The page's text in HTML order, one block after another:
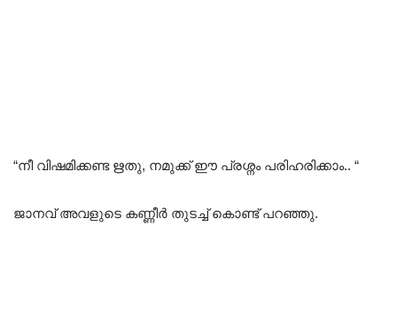
“നീ വിഷമിക്കണ്ട ഋതു, നമുക്ക് ഈ പ്രശ്നം പരിഹരിക്കാം.. “
ജാനവ് അവളുടെ കണ്ണീർ തുടച്ച് കൊണ്ട് പറഞ്ഞു.